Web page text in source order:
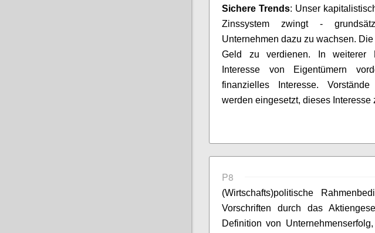
Sichere Trends: Unser
Zinssystem zwingt-
Unternehmen dazu zu wachsen.
Geld zu verdienen. In weiterer
Interesse von Eigentümern
finanzielles Interesse.
werden eingesetzt, dieses Interesse
P8
(Wirtschafts)politische
Vorschriften durch das
Definition von